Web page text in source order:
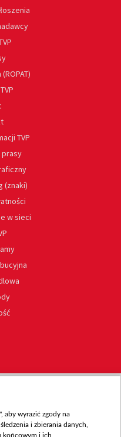
TVP
prasy
(znaki)
w sieci
aby wyrazić zgody na
i zbierania danych,
końcowym i ich